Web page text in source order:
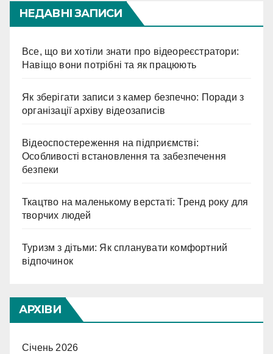
НЕДАВНІ ЗАПИСИ
Все, що ви хотіли знати про відеореєстратори:
Навіщо вони потрібні та як працюють
Як зберігати записи з камер безпечно: Поради з
організації архіву відеозаписів
Відеоспостереження на підприємстві:
Особливості встановлення та забезпечення
безпеки
Ткацтво на маленькому верстаті: Тренд року для
творчих людей
Туризм з дітьми: Як спланувати комфортний
відпочинок
АРХІВИ
Січень 2026